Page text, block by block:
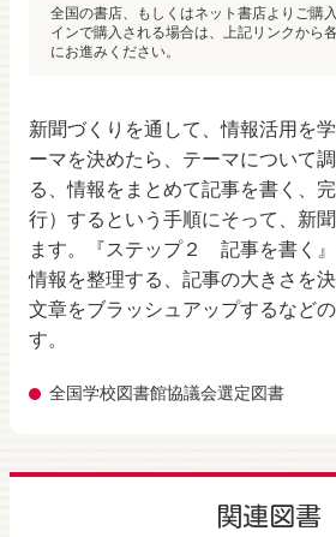
新聞づくりを通して、情報活用を
ーマを決めたら、テーマについて
る、情報をまとめて記事を書く、
行）するという手順にそって、新
ます。『ステップ２ 記事を書く
情報を整理する、記事の大きさを
文章をブラッシュアップするなど
す。
全国学校図書館協議会選定図書
全国の書店、もしくはネット書店よりご購
インで購入される場合は、上記リンクから
にお進みください。
関連図書